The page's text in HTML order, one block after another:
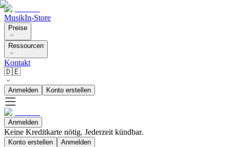
MusikIn-Store
Preise
Ressourcen
Kontakt
🇩🇪
Anmelden Konto erstellen
Anmelden
Keine Kreditkarte nötig. Jederzeit kündbar.
Konto erstellen Anmelden